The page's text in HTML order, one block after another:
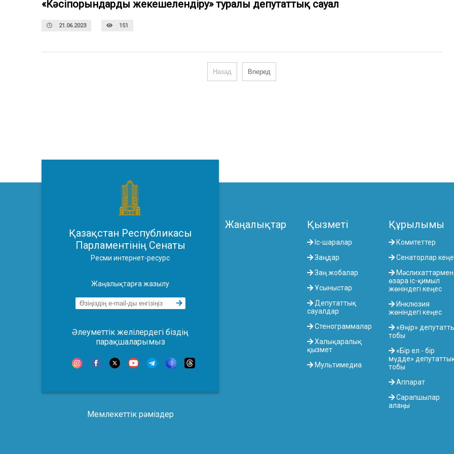
«Кәсіпорындарды жекешелендіру» туралы депутаттық сауал
21.06.2023 151
Назад Вперед
Қазақстан Республикасы
Парламентінің Сенаты
Ресми интернет-ресурс
Жаңалықтарға жазылу
Әлеуметтік желілердегі біздің
парақшаларымыз
Мемлекеттік рәміздер
Жаңалықтар Қызметі
Іс-шаралар
Заңдар
Заң жобалар
Ұсыныстар
Депутаттық
сауалдар
Стенограммалар
Халықаралық
қызмет
Мультимедиа
Құрылымы
Комитеттер
Сенаторлар
Мәслихаттармен
өзара іс-қимыл
жөніндегі кеңес
Инклюзия
жөніндегі кеңес
«Өңір»
тобы
«Бір ел - бір
мүдде»
тобы
Аппарат
Сарапшылар
алаңы